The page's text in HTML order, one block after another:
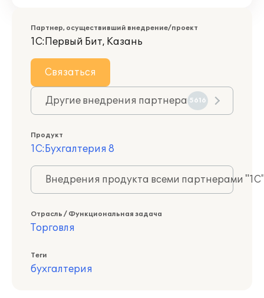
Партнер, осуществивший внедрение/проект
1С:Первый Бит, Казань
Связаться
Другие внедрения партнера 5616
Продукт
1С:Бухгалтерия 8
Внедрения продукта всеми партнерами
Отрасль / Функциональная задача
Торговля
Теги
бухгалтерия